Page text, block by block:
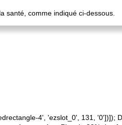
santé, comme indiqué ci-dessous.
4', 'ezslot_0', 131, '0'])]);